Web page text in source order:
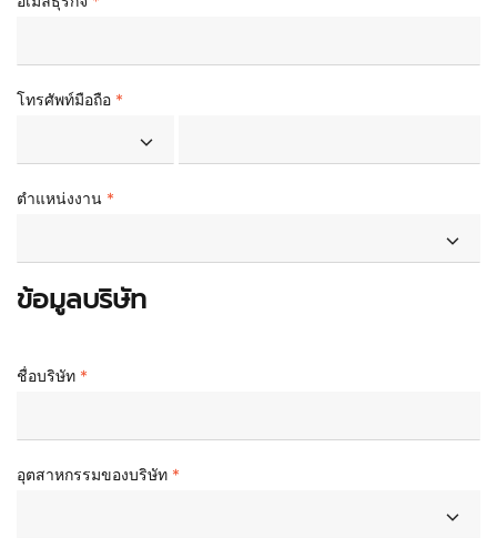
โทรศัพท์มือถือ
ตำแหน่งงาน
ข้อมูลบริษัท
ชื่อบริษัท
อุตสาหกรรมของบริษัท